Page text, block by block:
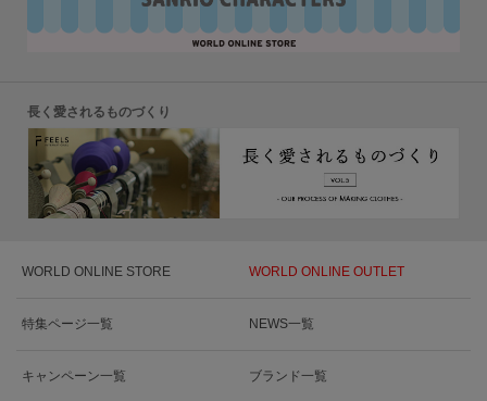
長く愛されるものづくり
WORLD ONLINE STORE WORLD ONLINE OUTLET
特集ページ一覧 NEWS一覧
キャンペーン一覧 ブランド一覧